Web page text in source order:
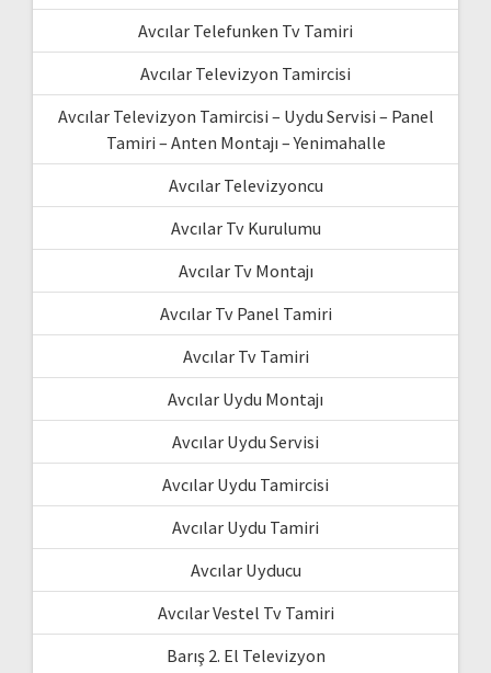
Avcılar Telefunken Tv Tamiri
Avcılar Televizyon Tamircisi
Avcılar Televizyon Tamircisi – Uydu Servisi – Panel
Tamiri – Anten Montajı – Yenimahalle
Avcılar Televizyoncu
Avcılar Tv Kurulumu
Avcılar Tv Montajı
Avcılar Tv Panel Tamiri
Avcılar Tv Tamiri
Avcılar Uydu Montajı
Avcılar Uydu Servisi
Avcılar Uydu Tamircisi
Avcılar Uydu Tamiri
Avcılar Uyducu
Avcılar Vestel Tv Tamiri
Barış 2. El Televizyon